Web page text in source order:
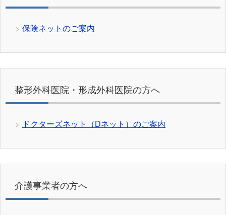
保険ネットのご案内
整形外科医院・形成外科医院の方へ
ドクターズネット（Dネット）のご案内
介護事業者の方へ